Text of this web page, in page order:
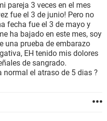
pareja 3 veces en el mes
fue el 3 de junio! Pero no
fecha fue el 3 de mayo y
ha bajado en este mes, soy
una prueba de embarazo
EH tenido mis dolores
de sangrado.
normal el atraso de 5 dias ?